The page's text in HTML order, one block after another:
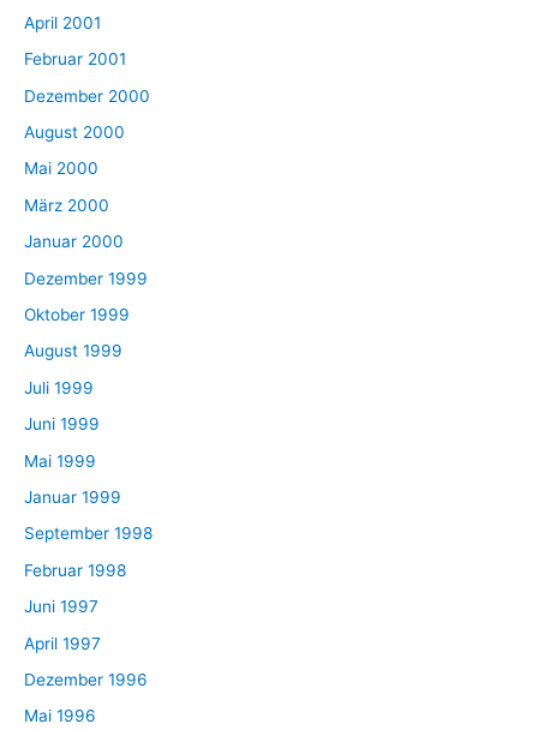
April 2001
Februar 2001
Dezember 2000
August 2000
Mai 2000
März 2000
Januar 2000
Dezember 1999
Oktober 1999
August 1999
Juli 1999
Juni 1999
Mai 1999
Januar 1999
September 1998
Februar 1998
Juni 1997
April 1997
Dezember 1996
Mai 1996